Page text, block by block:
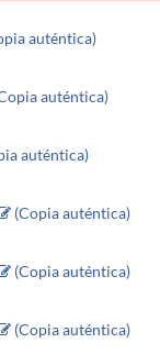
auténtica)
auténtica)
auténtica)
(Copia auténtica)
(Copia auténtica)
(Copia auténtica)